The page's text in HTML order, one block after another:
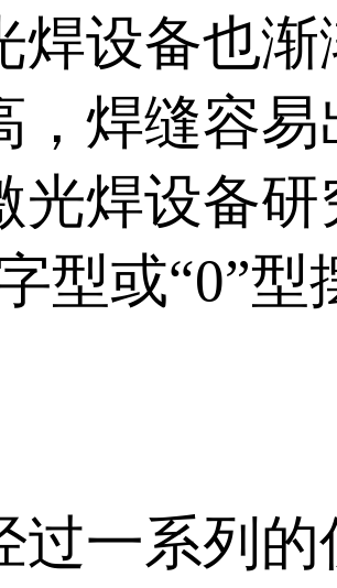
焊设备也
，焊缝容
光焊设备
型或“0”
系列的